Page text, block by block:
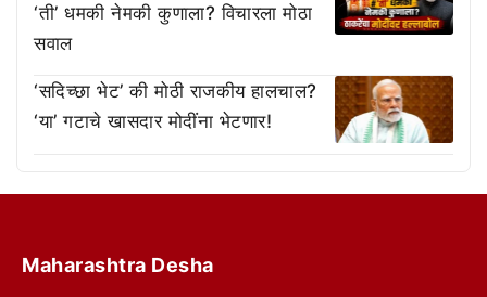
‘ती’ धमकी नेमकी कुणाला? विचारला मोठा
सवाल
‘सदिच्छा भेट’ की मोठी राजकीय हालचाल?
‘या’ गटाचे खासदार मोदींना भेटणार!
Maharashtra Desha